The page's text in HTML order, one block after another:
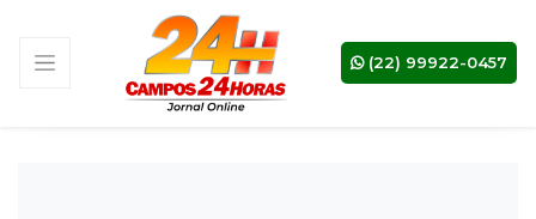
(22) 99922-0457